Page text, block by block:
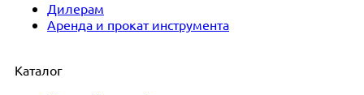
Дилерам
Аренда и прокат инструмента
Каталог